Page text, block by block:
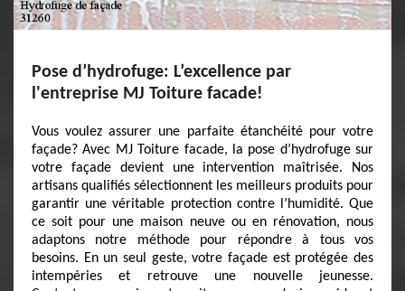
Pose d’hydrofuge: L’excellence par
l'entreprise MJ Toiture facade!
Vous voulez assurer une parfaite étanchéité pour votre
façade? Avec MJ Toiture facade, la pose d’hydrofuge sur
votre façade devient une intervention maîtrisée. Nos
artisans qualifiés sélectionnent les meilleurs produits pour
garantir une véritable protection contre l’humidité. Que
ce soit pour une maison neuve ou en rénovation, nous
adaptons notre méthode pour répondre à tous vos
besoins. En un seul geste, votre façade est protégée des
intempéries et retrouve une nouvelle jeunesse.